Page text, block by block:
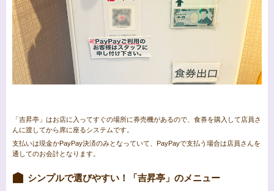
「吉昇亭」はお店に入ってすぐの場所に券売機があるので、食券を購入して店員さ
んに渡してから席に座るシステムです。
支払いは現金かPayPay決済のみとなっていて、PayPayで支払う場合は店員さんを
通してのお会計となります。
シンプルで選びやすい！「吉昇亭」のメニュー